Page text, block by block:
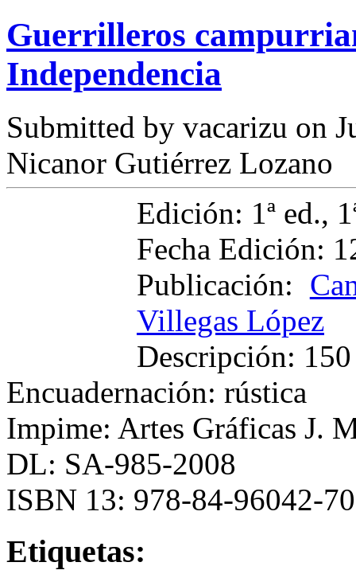
Guerrilleros
Independencia
Submitted by vacarizu on
Nicanor Gutiérrez Lozano
Edición: 1ª ed.,
Fecha Edición:
Publicación:
Villegas López
Descripción:
Encuadernación: rústica
Impime: Artes Gráficas J.
DL: SA-985-2008
ISBN 13: 978-84-96042-
Etiquetas: